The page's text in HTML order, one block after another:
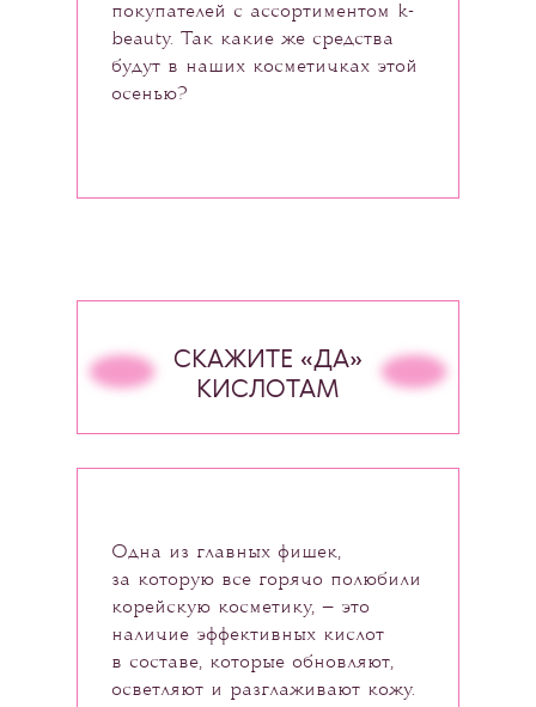
покупателей с ассортиментом k-
beauty. Так какие же средства
будут в наших косметичках этой
осенью?
СКАЖИТЕ «ДА»
КИСЛОТАМ
Одна из главных фишек,
за которую все горячо полюбили
корейскую косметику, — это
наличие эффективных кислот
в составе, которые обновляют,
осветляют и разглаживают кожу.